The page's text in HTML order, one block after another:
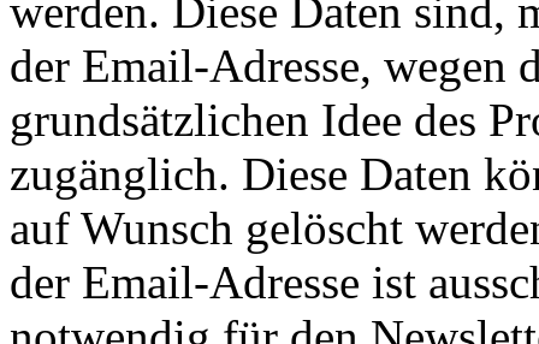
werden. Diese Daten sind,
der Email-Adresse, wegen
grundsätzlichen Idee des
zugänglich. Diese Daten
auf Wunsch gelöscht
der Email-Adresse ist